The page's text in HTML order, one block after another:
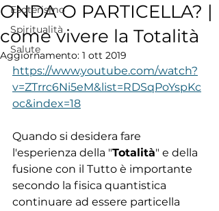
Esoterismo
Spiritualità
Salute
ONDA O PARTICELLA? |
come vivere la Totalità
Aggiornamento: 1 ott 2019
https://www.youtube.com/watch?
v=ZTrrc6Ni5eM&list=RDSqPoYspKc
oc&index=18
Quando si desidera fare
l'esperienza della "Totalità" e della
fusione con il Tutto è importante
secondo la fisica quantistica
continuare ad essere particella